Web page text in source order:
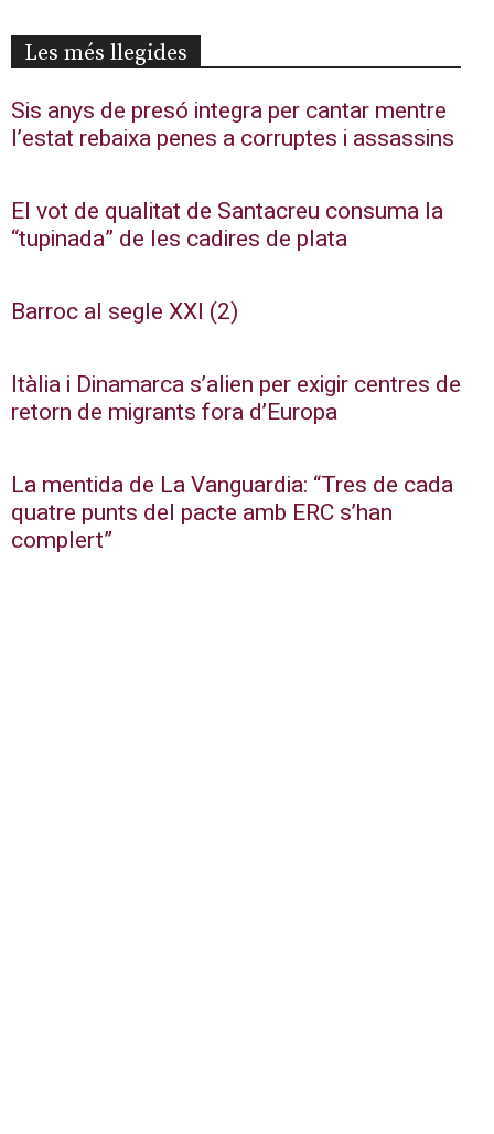
Les més llegides
Sis anys de presó integra per cantar mentre
l’estat rebaixa penes a corruptes i assassins
El vot de qualitat de Santacreu consuma la
“tupinada” de les cadires de plata
Barroc al segle XXI (2)
Itàlia i Dinamarca s’alien per exigir centres de
retorn de migrants fora d’Europa
La mentida de La Vanguardia: “Tres de cada
quatre punts del pacte amb ERC s’han
complert”